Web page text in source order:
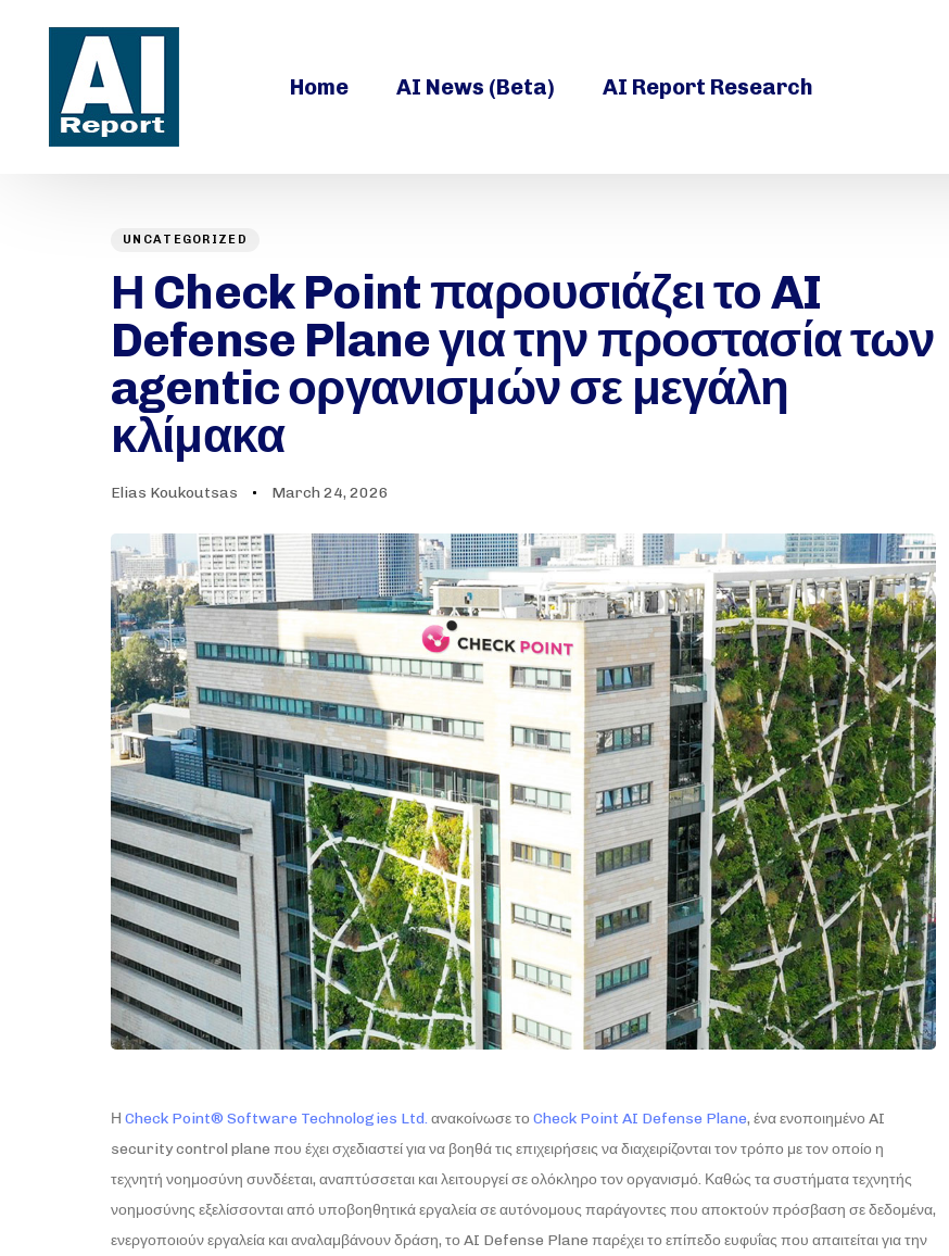
Home AI News (Beta) AI Report Research
PUBLISHED
IN:
UNCATEGORIZED
Η Check Point παρουσιάζει το AI
Defense Plane για την προστασία των
agentic οργανισμών σε μεγάλη
κλίμακα
Author
Elias Koukoutsas
Published
on:
March 24, 2026
Η Check Point® Software Technologies Ltd. ανακοίνωσε τοCheck Point AI Defense Plane, ένα ενοποιημένο AI
security control plane που έχει σχεδιαστεί για να βοηθά τις επιχειρήσεις να διαχειρίζονται τον τρόπο με τον οποίο η
τεχνητή νοημοσύνη συνδέεται, αναπτύσσεται και λειτουργεί σε ολόκληρο τον οργανισμό. Καθώς τα συστήματα τεχνητής
νοημοσύνης εξελίσσονται από υποβοηθητικά εργαλεία σε αυτόνομους παράγοντες που αποκτούν πρόσβαση σε δεδομένα,
ενεργοποιούν εργαλεία και αναλαμβάνουν δράση, το AI Defense Plane παρέχει το επίπεδο ευφυΐας που απαιτείται για την